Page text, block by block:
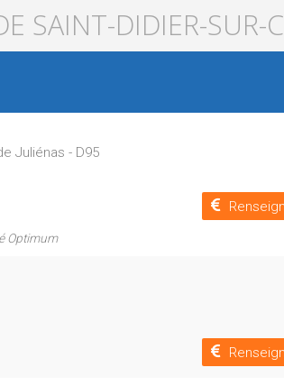
SAINT-DIDIER-SUR-
Juliénas - D95
Optimum